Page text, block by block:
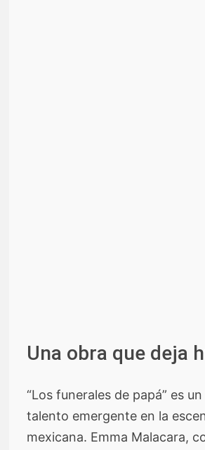
Una obra que deja
“Los funerales de papá” es
talento emergente en la
mexicana. Emma Malacara,